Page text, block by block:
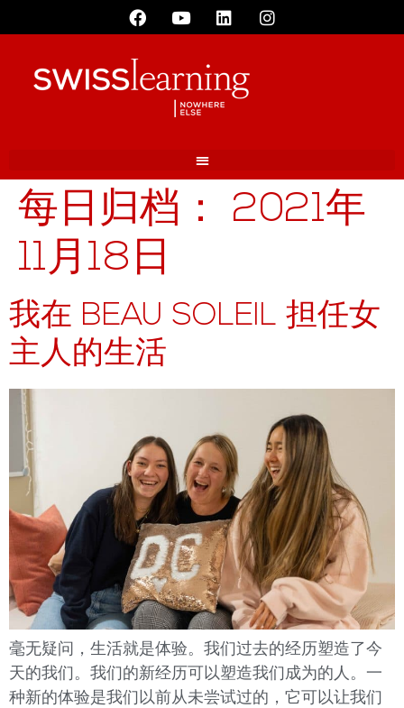
每日归档： 2021年
11月18日
我在 BEAU SOLEIL 担任女
主人的生活
毫无疑问，生活就是体验。我们过去的经历塑造了今
天的我们。我们的新经历可以塑造我们成为的人。一
种新的体验是我们以前从未尝试过的，它可以让我们